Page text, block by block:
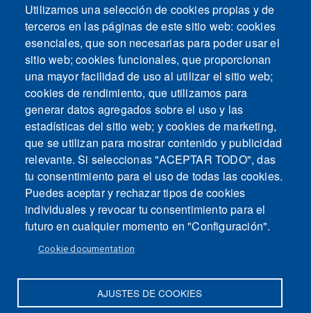
Utilizamos una selección de cookies propias y de
terceros en las páginas de este sitio web: cookies
esenciales, que son necesarias para poder usar el
sitio web; cookies funcionales, que proporcionan
una mayor facilidad de uso al utilizar el sitio web;
cookies de rendimiento, que utilizamos para
generar datos agregados sobre el uso y las
estadísticas del sitio web; y cookies de marketing,
que se utilizan para mostrar contenido y publicidad
relevante. Si seleccionas "ACEPTAR TODO", das
tu consentimiento para el uso de todas las cookies.
Puedes aceptar y rechazar tipos de cookies
individuales y revocar tu consentimiento para el
futuro en cualquier momento en "Configuración".
Cookie documentation
AJUSTES DE COOKIES